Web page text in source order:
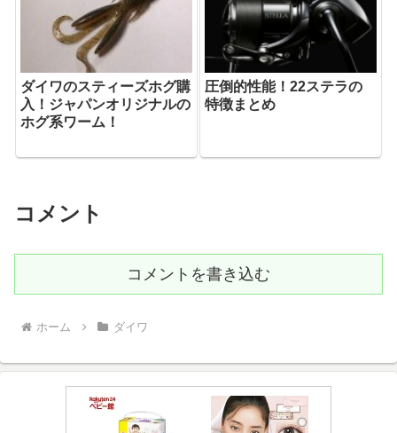
ダイワのスティーズホグ購
入！ジャパンオリジナルの
ホグ系ワーム！
圧倒的性能！22ステラの
特徴まとめ
コメント
コメントを書き込む
ホーム ダイワ